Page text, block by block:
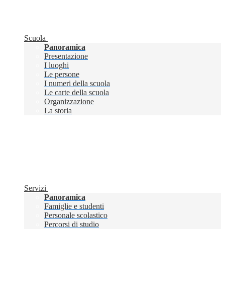
Scuola
Panoramica
Presentazione
I luoghi
Le persone
I numeri della scuola
Le carte della scuola
Organizzazione
La storia
Servizi
Panoramica
Famiglie e studenti
Personale scolastico
Percorsi di studio